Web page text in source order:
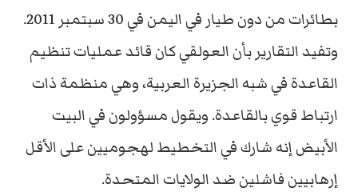
بطائرات من دون طيار في اليمن في 30 سبتمبر 2011.
وتفيد التقارير بأن العولقي كان قائد عمليات تنظيم
القاعدة في شبه الجزيرة العربية، وهي منظمة ذات
ارتباط قوي بالقاعدة. ويقول مسؤولون في البيت
الأبيض إنه شارك في التخطيط لهجوميين على الأقل
إرهابيين فاشلين ضد الولايات المتحدة.